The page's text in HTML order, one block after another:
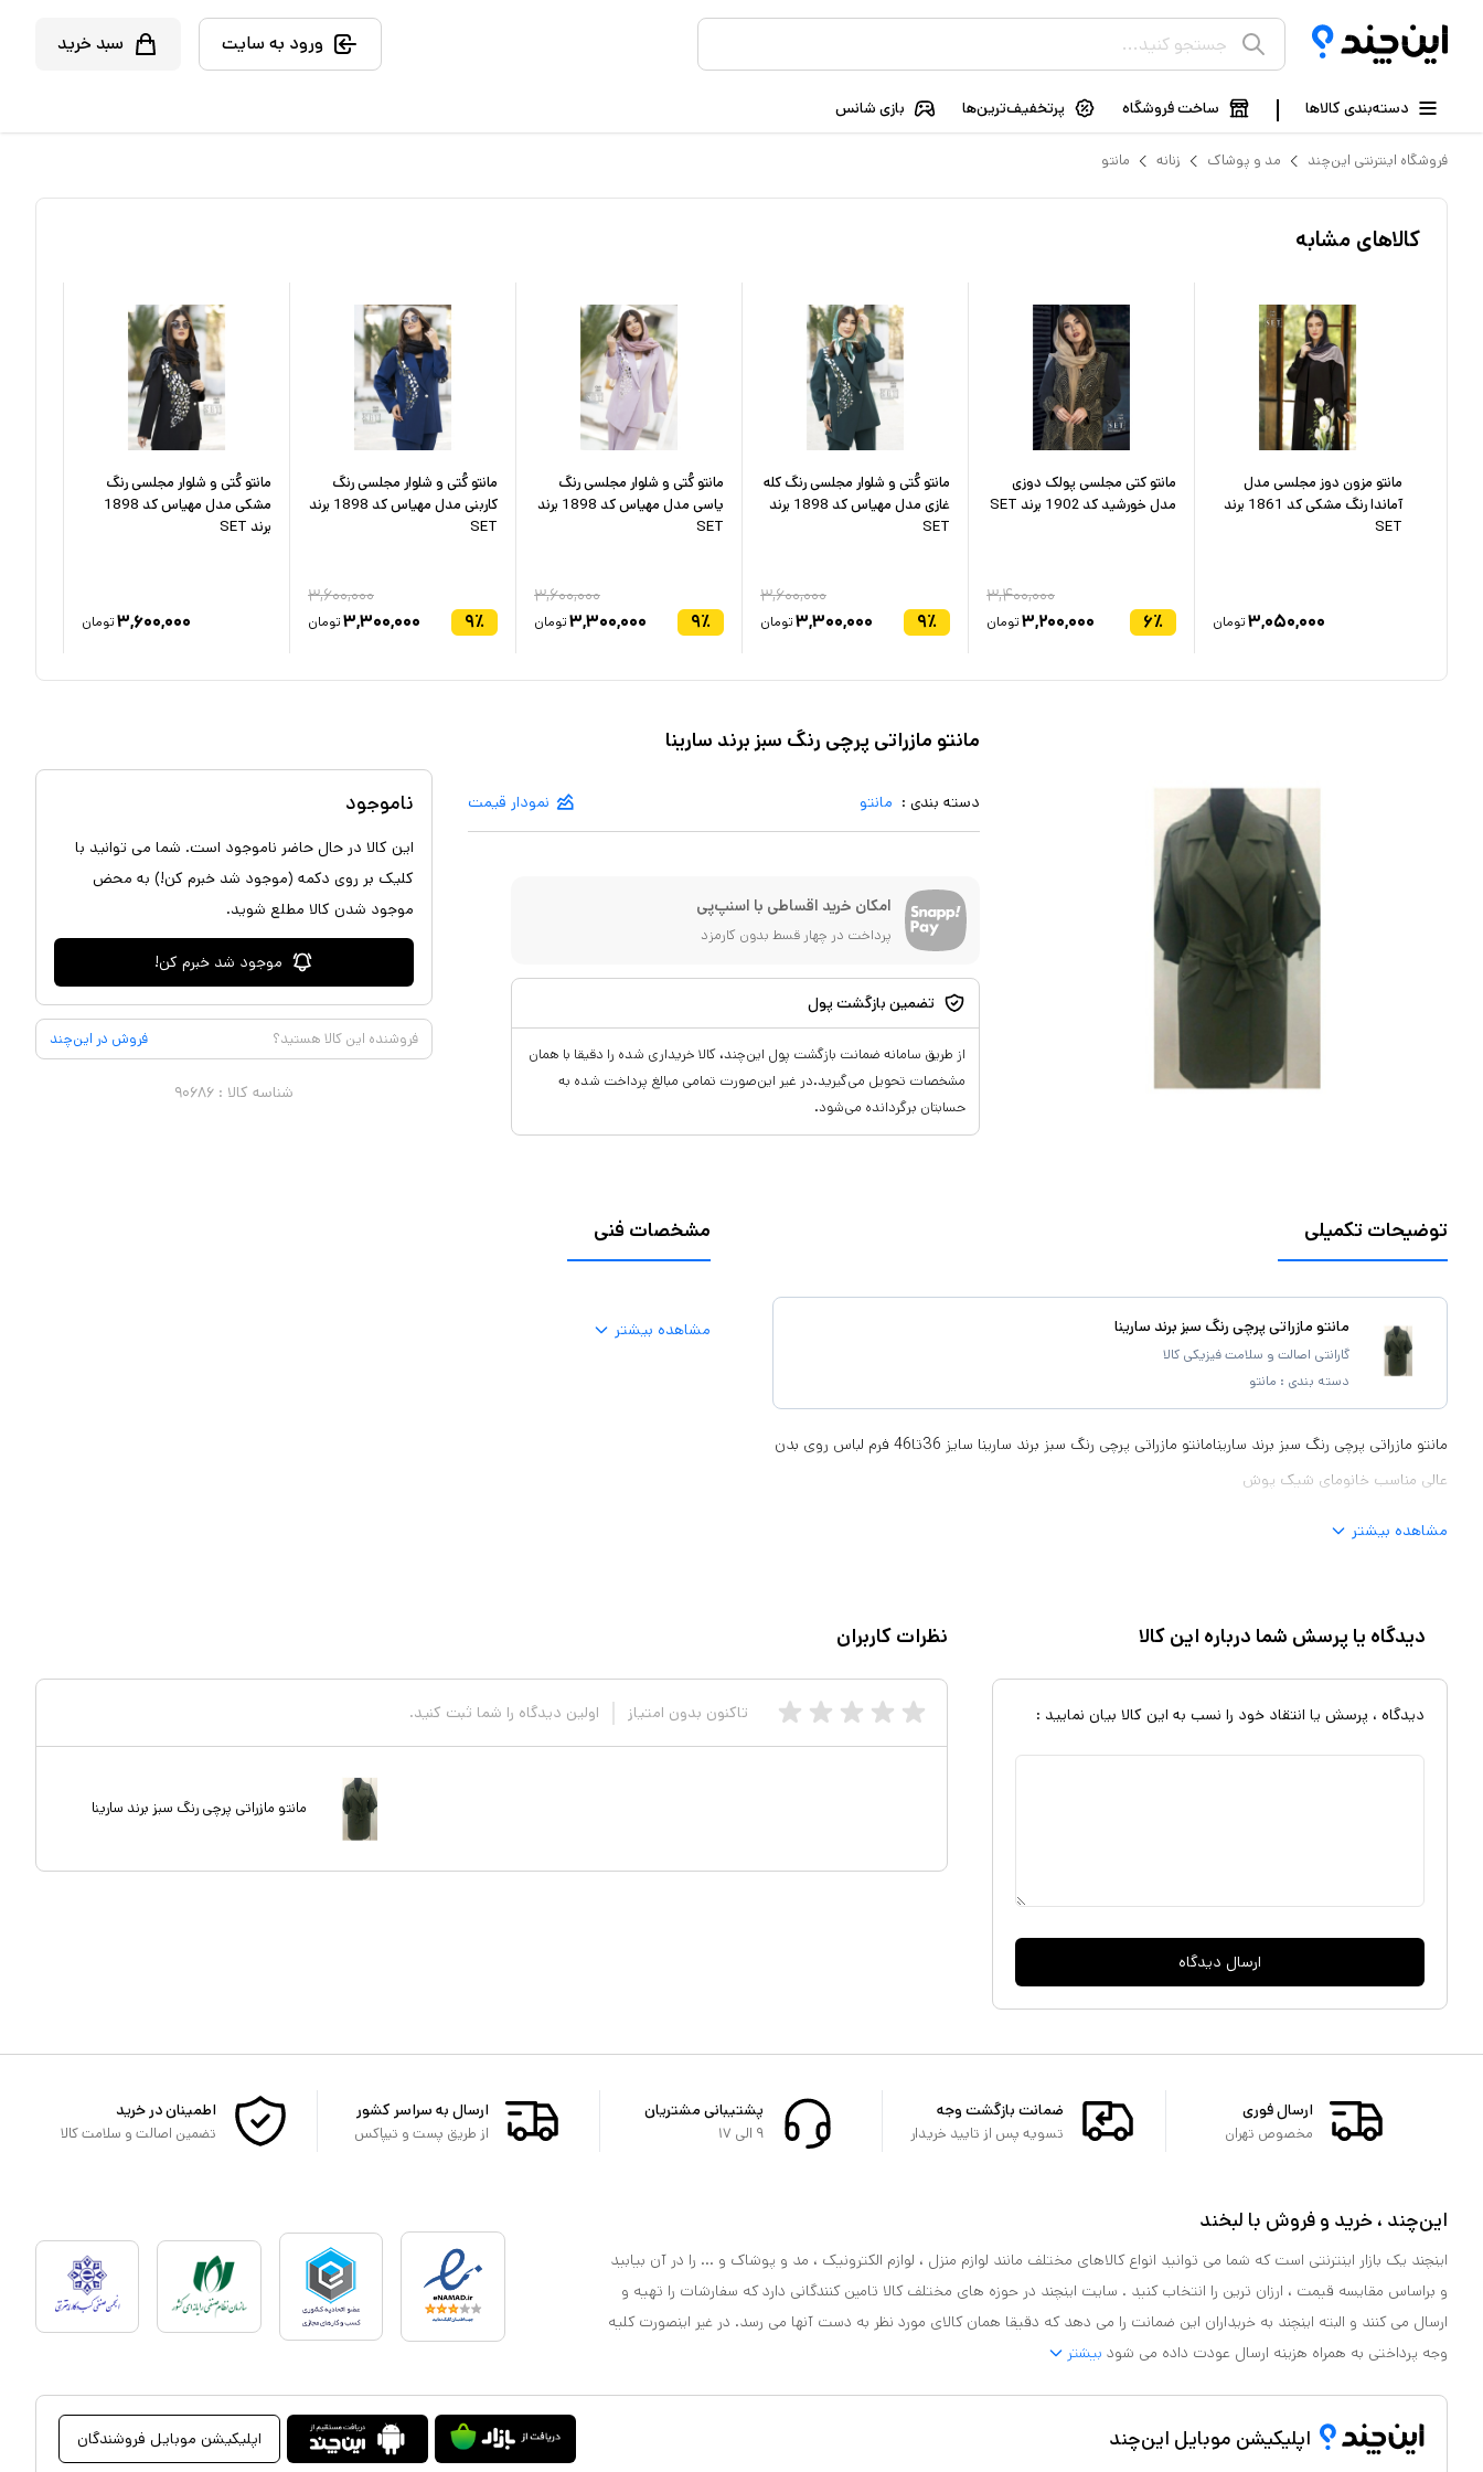
ورود به سایت سبد خرید
دسته‌بندی کالاها ساخت فروشگاه پرتخفیف‌ترین‌ها بازی شانس
فروشگاه اینترنتی این‌چند مد و پوشاک زنانه مانتو
کالاهای مشابه
مانتو مزون دوز مجلسی مدل
آماندا رنگ مشکی کد 1861 برند
SET
۳,۰۵۰,۰۰۰تومان
مانتو کتی مجلسی پولک دوزی
مدل خورشید کد 1902 برند SET
۶٪
۳,۴۰۰,۰۰۰
۳,۲۰۰,۰۰۰تومان
مانتو کُتی و شلوار مجلسی رنگ کله
غازی مدل مهیاس کد 1898 برند
SET
۹٪
۳,۶۰۰,۰۰۰
۳,۳۰۰,۰۰۰تومان
مانتو کُتی و شلوار مجلسی رنگ
یاسی مدل مهیاس کد 1898 برند
SET
۹٪
۳,۶۰۰,۰۰۰
۳,۳۰۰,۰۰۰تومان
مانتو کُتی و شلوار مجلسی رنگ
کاربنی مدل مهیاس کد 1898 برند
SET
۹٪
۳,۶۰۰,۰۰۰
۳,۳۰۰,۰۰۰تومان
مانتو کُتی و شلوار مجلسی رنگ
مشکی مدل مهیاس کد 1898
برند SET
۳,۶۰۰,۰۰۰تومان
مانتو مازراتی پرچی رنگ سبز برند سارینا
دسته بندی : مانتو نمودار قیمت
امکان خرید اقساطی با اسنپ‌پی
پرداخت در چهار قسط بدون کارمزد
تضمین بازگشت پول
از طریق سامانه ضمانت بازگشت پول این‌چند، کالا خریداری شده را دقیقا با همان
مشخصات تحویل می‌گیرید.در غیر این‌صورت تمامی مبالغ پرداخت شده به
حسابتان برگردانده می‌شود.
ناموجود
این کالا در حال حاضر ناموجود است. شما می توانید با
کلیک بر روی دکمه (موجود شد خبرم کن!) به محض
موجود شدن کالا مطلع شوید.
موجود شد خبرم کن!
فروشنده این کالا هستید؟ فروش در این‌چند
شناسه کالا : ۹۰۶۸۶
توضیحات تکمیلی
مانتو مازراتی پرچی رنگ سبز برند سارینا
گارانتی اصالت و سلامت فیزیکی کالا
دسته بندی : مانتو
مانتو مازراتی پرچی رنگ سبز برند سارینامانتو مازراتی پرچی رنگ سبز برند سارینا سایز 36تا46 فرم لباس روی بدن
عالی مناسب خانومای شیک پوش
مشاهده بیشتر
مشخصات فنی
مشاهده بیشتر
دیدگاه یا پرسش شما درباره این کالا
دیدگاه ، پرسش یا انتقاد خود را نسب به این کالا بیان نمایید :
ارسال دیدگاه
نظرات کاربران
تاکنون بدون امتیاز اولین دیدگاه را شما ثبت کنید.
مانتو مازراتی پرچی رنگ سبز برند سارینا
ارسال فوری
مخصوص تهران
ضمانت بازگشت وجه
تسویه پس از تایید خریدار
پشتیبانی مشتریان
۹ الی ۱۷
ارسال به سراسر کشور
از طریق پست و تیپاکس
اطمینان در خرید
تضمین اصالت و سلامت کالا
این‌چند ، خرید و فروش با لبخند
اینچند یک بازار اینترنتی است که شما می توانید انواع کالاهای مختلف مانند لوازم منزل ، لوازم الکترونیک ، مد و پوشاک و ... را در آن بیابید
و براساس مقایسه قیمت ، ارزان ترین را انتخاب کنید . سایت اینچند در حوزه های مختلف کالا تامین کنندگانی دارد که سفارشات را تهیه و
ارسال می کنند و البته اینچند به خریداران این ضمانت را می دهد که دقیقا همان کالای مورد نظر به دست آنها می رسد. در غیر اینصورت کلیه
وجه پرداختی به همراه هزینه ارسال عودت داده می شود بیشتر
اپلیکیشن موبایل این‌چند اپلیکیشن موبایل فروشندگان